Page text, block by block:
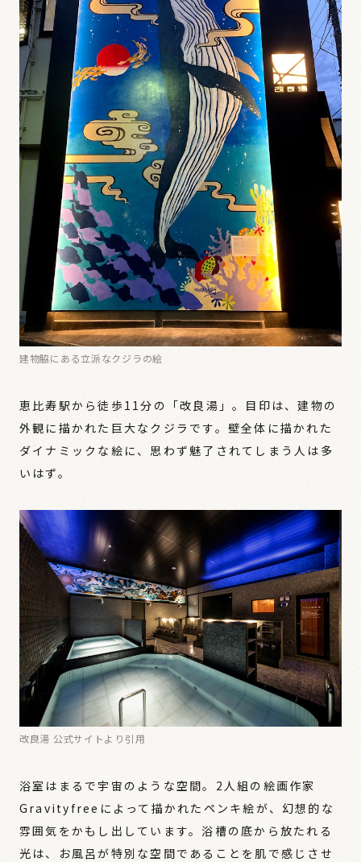
建物脇にある立派なクジラの絵
恵比寿駅から徒歩11分の「改良湯」。目印は、建物の
外観に描かれた巨大なクジラです。壁全体に描かれた
ダイナミックな絵に、思わず魅了されてしまう人は多
いはず。
改良湯 公式サイトより引用
浴室はまるで宇宙のような空間。2人組の絵画作家
Gravityfreeによって描かれたペンキ絵が、幻想的な
雰囲気をかもし出しています。浴槽の底から放たれる
光は、お風呂が特別な空間であることを肌で感じさせ